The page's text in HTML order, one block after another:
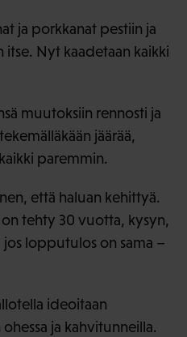
ja porkkanat pestiin ja
Nyt kaadetaan kaikki
muutoksiin rennosti ja
jäärää,
paremmin.
että haluan kehittyä.
tehty 30 vuotta, kysyn,
lopputulos on sama –
ideoitaan
ja kahvitunneilla.